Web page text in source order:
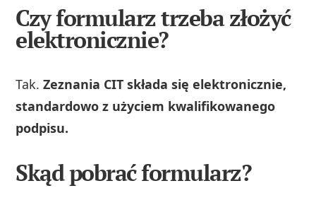
Czy formularz trzeba złożyć
elektronicznie?
Tak.Zeznania CIT składa się elektronicznie,
standardowo z użyciem kwalifikowanego
podpisu.
Skąd pobrać formularz?